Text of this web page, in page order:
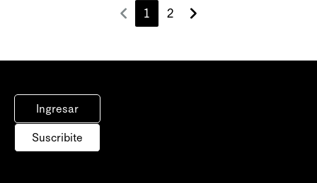
1 2
Ingresar
Suscribite